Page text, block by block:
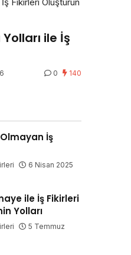
ile İş
0 140
İş
6 Nisan 2025
ile İş Fikirleri
Yolları
5 Temmuz